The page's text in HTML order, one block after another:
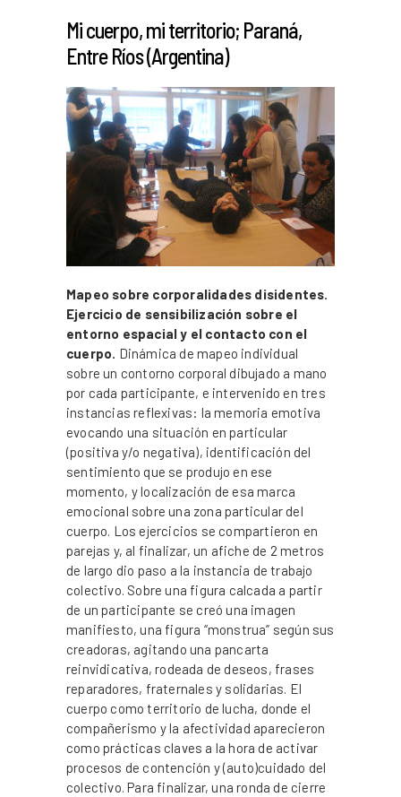
Mi cuerpo, mi territorio; Paraná,
Entre Ríos (Argentina)
Mapeo sobre corporalidades disidentes.
Ejercicio de sensibilización sobre el
entorno espacial y el contacto con el
cuerpo. Dinámica de mapeo individual
sobre un contorno corporal dibujado a mano
por cada participante, e intervenido en tres
instancias reflexivas: la memoria emotiva
evocando una situación en particular
(positiva y/o negativa), identificación del
sentimiento que se produjo en ese
momento, y localización de esa marca
emocional sobre una zona particular del
cuerpo. Los ejercicios se compartieron en
parejas y, al finalizar, un afiche de 2 metros
de largo dio paso a la instancia de trabajo
colectivo. Sobre una figura calcada a partir
de un participante se creó una imagen
manifiesto, una figura “monstrua” según sus
creadoras, agitando una pancarta
reinvidicativa, rodeada de deseos, frases
reparadores, fraternales y solidarias. El
cuerpo como territorio de lucha, donde el
compañerismo y la afectividad aparecieron
como prácticas claves a la hora de activar
procesos de contención y (auto)cuidado del
colectivo. Para finalizar, una ronda de cierre